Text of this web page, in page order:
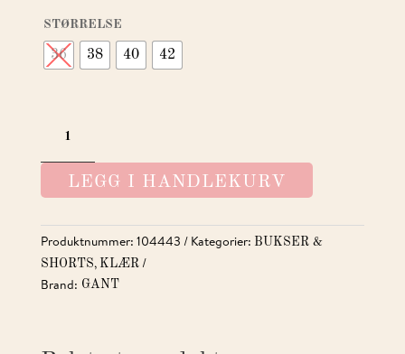
STØRRELSE
36 38 40 42
FLARE
SLACK
ANTALLLEGG I HANDLEKURV
Produktnummer: 104443 Kategorier: BUKSER &
SHORTS, KLÆR
Brand: GANT